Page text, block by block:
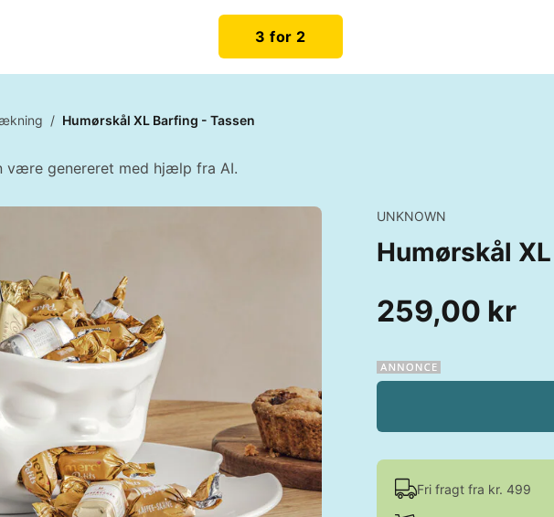
3 for 2
/ Humørskål XL Barfing - Tassen
være genereret med hjælp fra AI.
UNKNOWN
Humørskål
259,00 kr
Fri fragt fra kr. 499